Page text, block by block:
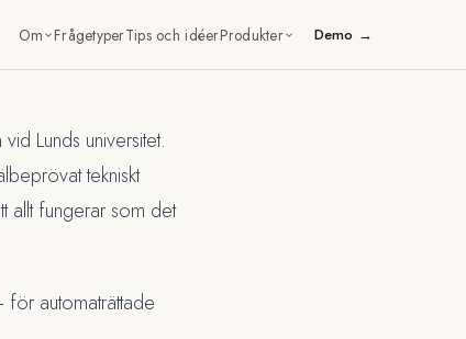
Om FrågetyperTips och idéerProdukter Demo →
Lunds universitet.
tekniskt
allt fungerar som det
för automaträttade